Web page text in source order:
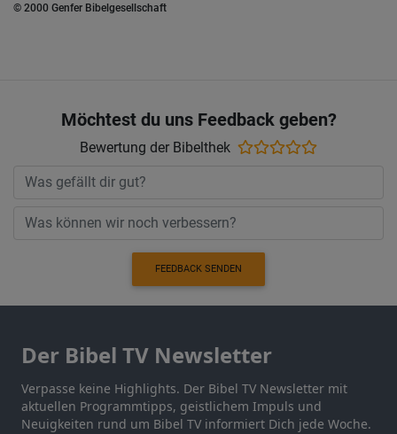
© 2000 Genfer Bibelgesellschaft
Möchtest du uns Feedback geben?
Bewertung der Bibelthek
FEEDBACK SENDEN
Der Bibel TV Newsletter
Verpasse keine Highlights. Der Bibel TV Newsletter mit
aktuellen Programmtipps, geistlichem Impuls und
Neuigkeiten rund um Bibel TV informiert Dich jede Woche.